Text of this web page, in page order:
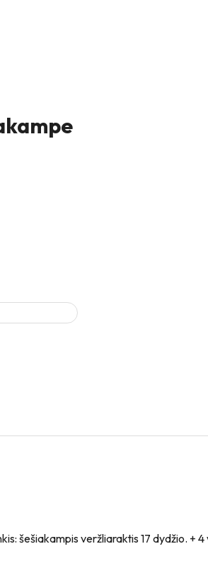
šešiakampis veržliaraktis 17 dydžio. +